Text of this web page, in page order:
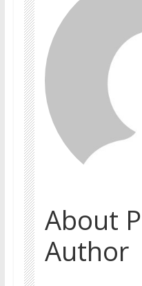
About
Author